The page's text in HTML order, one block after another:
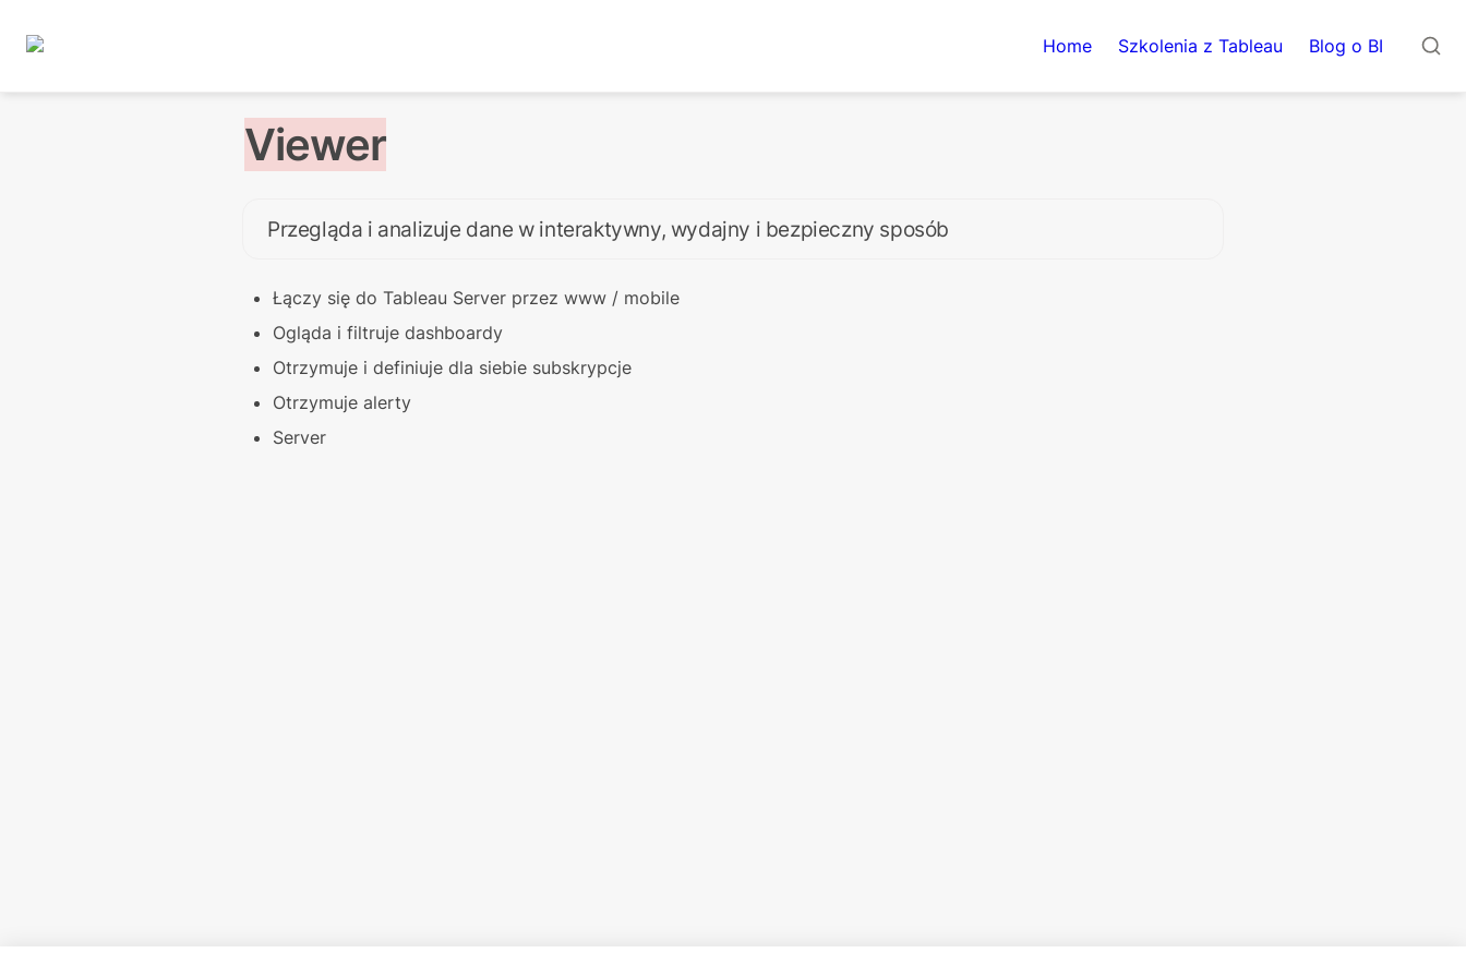
Home Szkolenia z Tableau Blog o BI
Viewer
Przegląda i analizuje dane w interaktywny, wydajny i bezpieczny sposób
Łączy się do Tableau Server przez www / mobile
Ogląda i filtruje dashboardy
Otrzymuje i definiuje dla siebie subskrypcje
Otrzymuje alerty
Server